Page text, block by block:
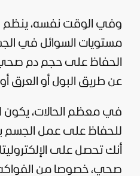
وفي الوقت نفسه، ينظم
مستويات السوائل في
الحفاظ على حجم دم صحي
عن طريق البول أو العرق
في معظم الحالات، يكون
للحفاظ على عمل الجسم
أنك تحصل على
صحي، خصوصا من الفواكه